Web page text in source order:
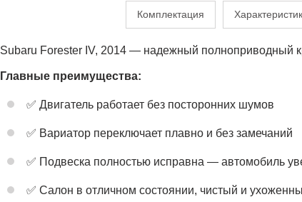
Комплектация
Subaru Forester IV, 2014 — надежный полноприводный
Главные преимущества:
✅ Двигатель работает без посторонних шумов
✅ Вариатор переключает плавно и без замечаний
✅ Подвеска полностью исправна — автомобиль
✅ Салон в отличном состоянии, чистый и